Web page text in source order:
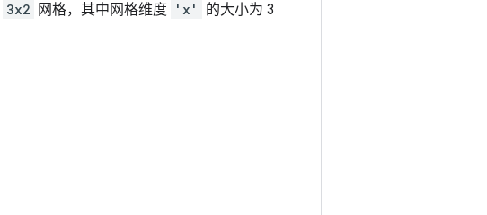
3x2 网格，其中网格维度 'x'
的大小为 3